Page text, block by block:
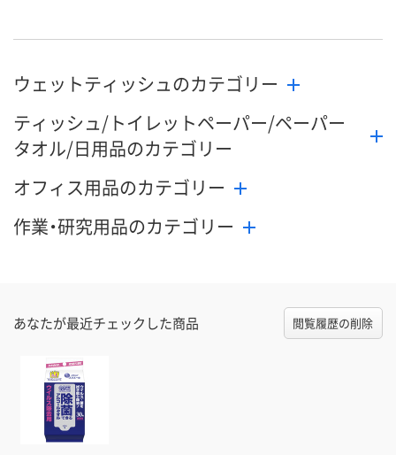
ウェットティッシュのカテゴリー
ティッシュ/トイレットペーパー/ペーパー
タオル/日用品のカテゴリー
オフィス用品のカテゴリー
作業・研究用品のカテゴリー
あなたが最近チェックした商品 閲覧履歴の削除